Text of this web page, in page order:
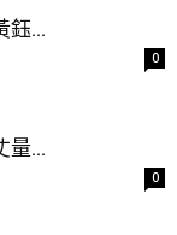
鈺...
0
量...
0